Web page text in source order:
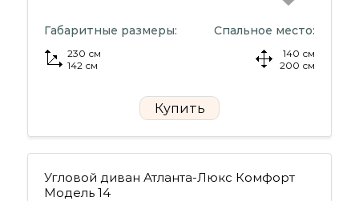
Габаритные размеры:
230 см
142 см
Спальное место:
140 см
200 см
Купить
Угловой диван Атланта-Люкс Комфорт
Модель 14